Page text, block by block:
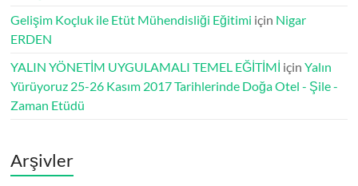
Gelişim Koçluk ile Etüt Mühendisliği Eğitimi için Nigar
ERDEN
YALIN YÖNETİM UYGULAMALI TEMEL EĞİTİMİ içinYalın
Yürüyoruz 25-26 Kasım 2017 Tarihlerinde Doğa Otel - Şile -
Zaman Etüdü
Arşivler